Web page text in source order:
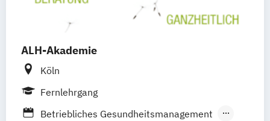
ALH-Akademie
Köln
Fernlehrgang
Betriebliches Gesundheitsmanagement